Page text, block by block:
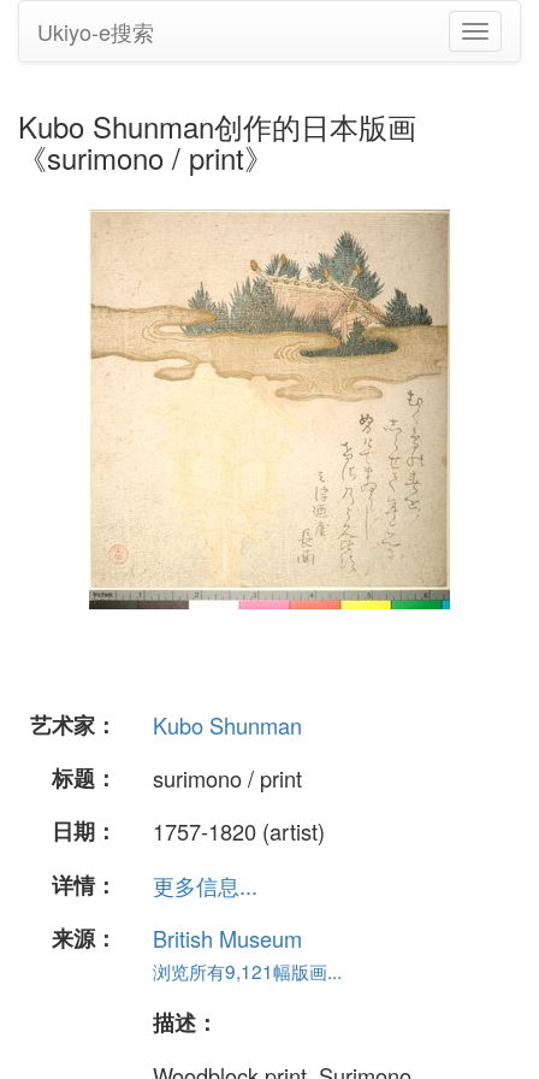
切
换
Ukiyo-e搜索
Kubo Shunman创作的日本版画
《surimono / print》
艺术家：
Kubo Shunman
标题：
surimono / print
日期：
1757-1820 (artist)
详情：
更多信息...
来源：
British Museum
浏览所有9,121幅版画...
描述：